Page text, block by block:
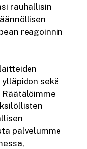
rauhallisin
reagoinnin
sekä
Räätälöimme
palvelumme